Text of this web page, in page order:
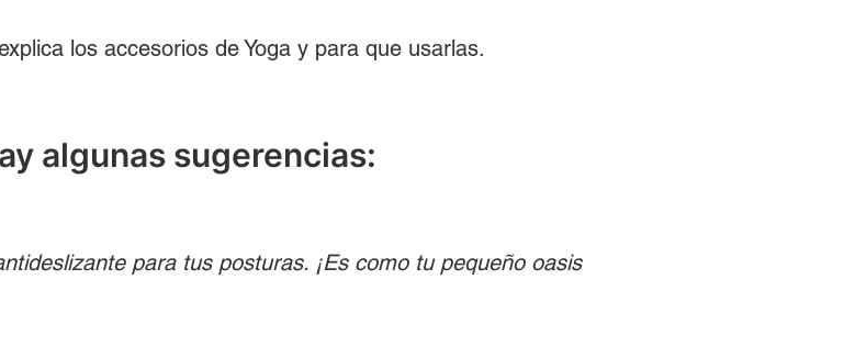
los accesorios de Yoga y para que usarlas.
algunas sugerencias:
para tus posturas. ¡Es como tu pequeño oasis